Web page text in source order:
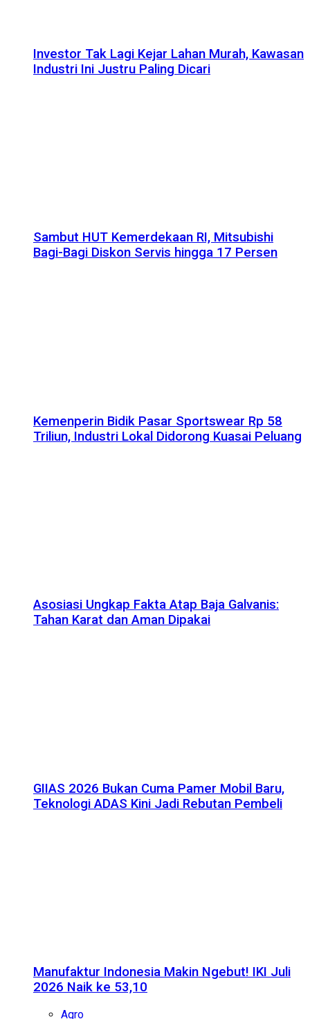
Investor Tak Lagi Kejar Lahan Murah, Kawasan
Industri Ini Justru Paling Dicari
Sambut HUT Kemerdekaan RI, Mitsubishi
Bagi-Bagi Diskon Servis hingga 17 Persen
Kemenperin Bidik Pasar Sportswear Rp 58
Triliun, Industri Lokal Didorong Kuasai Peluang
Asosiasi Ungkap Fakta Atap Baja Galvanis:
Tahan Karat dan Aman Dipakai
GIIAS 2026 Bukan Cuma Pamer Mobil Baru,
Teknologi ADAS Kini Jadi Rebutan Pembeli
Manufaktur Indonesia Makin Ngebut! IKI Juli
2026 Naik ke 53,10
Agro